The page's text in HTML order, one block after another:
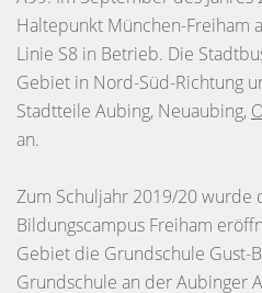
Haltepunkt München-Freiham
Linie S8 in Betrieb. Die
Gebiet in Nord-Süd-Richtung
Stadtteile Aubing, Neuaubing,
an.
Zum Schuljahr 2019/20 wurde
Bildungscampus Freiham
Gebiet die Grundschule Gust-
Grundschule an der Aubinger